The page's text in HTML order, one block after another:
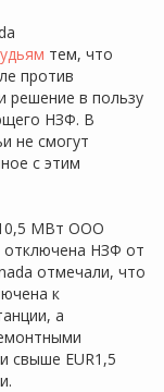
тем, что
против
решение в пользу
НЗФ. В
не смогут
с этим
МВт ООО
отключена НЗФ от
отмечали, что
к
а
свыше EUR1,5